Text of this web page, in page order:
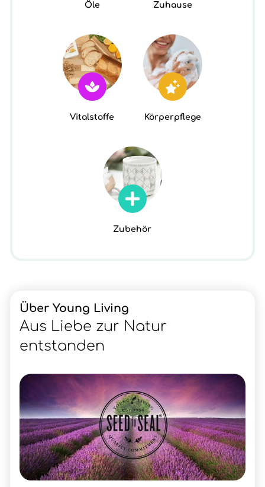
Öle Zuhause
Vitalstoffe Körperpflege
Zubehör
Über Young Living
Aus Liebe zur Natur
entstanden